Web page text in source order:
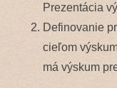
Prezentácia
Definovanie
cieľom
má výskum